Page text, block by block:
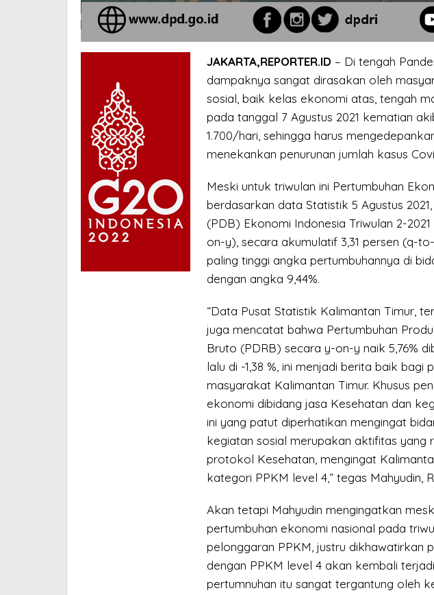
JAKARTA,REPORTER.ID – Di tengah
dampaknya sangat dirasakan oleh
sosial, baik kelas ekonomi atas, tengah
pada tanggal 7 Agustus 2021 kematian
1.700/hari, sehingga harus
menekankan penurunan jumlah kasus
Meski untuk triwulan ini Pertumbuhan
berdasarkan data Statistik 5 Agustus
(PDB) Ekonomi Indonesia Triwulan 2-
on-y), secara akumulatif 3,31 persen (q-
paling tinggi angka pertumbuhannya di
dengan angka 9,44%.
“Data Pusat Statistik Kalimantan Timur,
juga mencatat bahwa Pertumbuhan
Bruto (PDRB) secara y-on-y naik 5,76%
lalu di -1,38 %, ini menjadi berita baik bagi
masyarakat Kalimantan Timur. Khusus
ekonomi dibidang jasa Kesehatan dan
ini yang patut diperhatikan mengingat
kegiatan sosial merupakan aktifitas yang
protokol Kesehatan, mengingat
kategori PPKM level 4,” tegas Mahyudin,
Akan tetapi Mahyudin mengingatkan
pertumbuhan ekonomi nasional pada
pelonggaran PPKM, justru dikhawatirkan
dengan PPKM level 4 akan kembali
pertumnuhan itu sangat tergantung oleh